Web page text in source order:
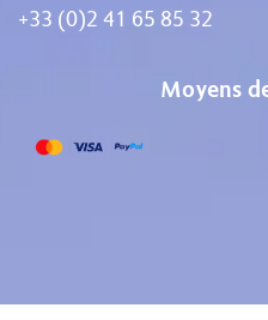
+33 (0)2 41 65 85 32
Moyens